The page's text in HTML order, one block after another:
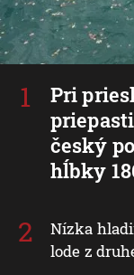
Pri
český
hĺbky
Nízka
lode z